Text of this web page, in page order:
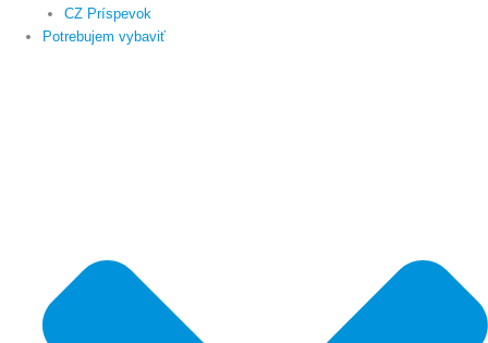
CZ Príspevok
Potrebujem vybaviť